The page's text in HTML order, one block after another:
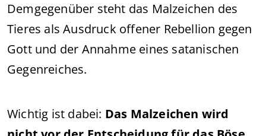
Demgegenüber steht das Malzeichen des
Tieres als Ausdruck offener Rebellion gegen
Gott und der Annahme eines satanischen
Gegenreiches.
Wichtig ist dabei: Das Malzeichen wird